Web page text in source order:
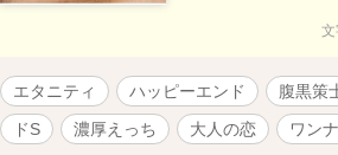
エタニティ ハッピーエンド 腹黒策
ドS
濃厚えっち 大人の恋 ワン